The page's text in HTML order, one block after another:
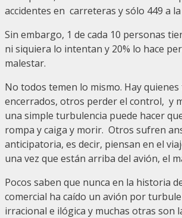
accidentes en carreteras y sólo 449 a
Sin embargo, 1 de cada 10 personas
ni siquiera lo intentan y 20% lo hace
malestar.
No todos temen lo mismo. Hay
encerrados, otros perder el control, y
una simple turbulencia puede hacer
rompa y caiga y morir. Otros sufren
anticipatoria, es decir, piensan en el
una vez que están arriba del avión, el
Pocos saben que nunca en la historia
comercial ha caído un avión por
irracional e ilógica y muchas otras son